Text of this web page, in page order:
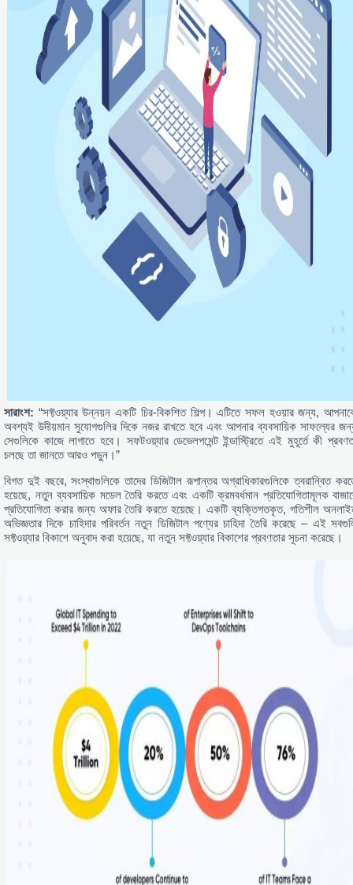
সারাংশ: “সফ্টওয়্যার উন্নয়ন একটি চির-বিকশিত শিল্প। এটিতে সফল হওয়ার জন্য,
অবশ্যই উদীয়মান সুযোগগুলির দিকে নজর রাখতে হবে এবং আপনার ব্যবসায়িক সাফল্যের
সেগুলিকে কাজে লাগাতে হবে। সফটওয়্যার ডেভেলপমেন্ট ইন্ডাস্ট্রিতে এই মুহূর্তে কী
চলছে তা জানতে আরও পড়ুন।”
বিগত দুই বছরে, সংস্থাগুলিকে তাদের ডিজিটাল রূপান্তর অগ্রাধিকারগুলিকে ত্বরান্বিত
হয়েছে, নতুন ব্যবসায়িক মডেল তৈরি করতে এবং একটি ক্রমবর্ধমান প্রতিযোগিতামূলক
প্রতিযোগিতা করার জন্য অফার তৈরি করতে হয়েছে। একটি ব্যক্তিগতকৃত, গতিশীল
অভিজ্ঞতার দিকে চাহিদার পরিবর্তন নতুন ডিজিটাল পণ্যের চাহিদা তৈরি করেছে – এই
সফ্টওয়্যার বিকাশে অনুবাদ করা হয়েছে, যা নতুন সফ্টওয়্যার বিকাশের প্রবণতার সূচনা করেছে।